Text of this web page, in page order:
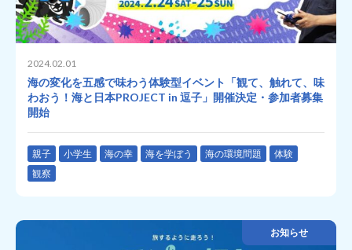
2024.02.01
海の変化を五感で味わう体験型イベント「観て、触れて、味
わおう！海と日本PROJECT in 逗子」開催決定・参加者募集
開始
親子 小学生 海の幸 海を学ぼう 海の環境問題
体験
観察
お知らせ